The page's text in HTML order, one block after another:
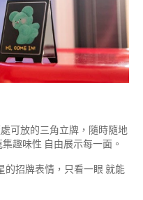
可放的三角立牌，隨時隨地
趣味性 自由展示每一面。
的招牌表情，只看一眼 就能